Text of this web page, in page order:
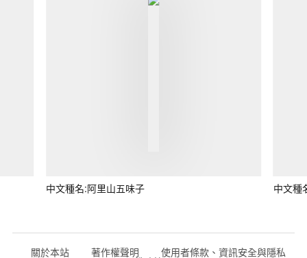
中文種名:阿里山五味子 中文種
關於本站 著作權聲明 使用者條款、資訊安全與隱私